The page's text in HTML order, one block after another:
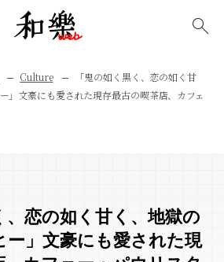
Culture
「鬼の如く黒く、恋の如く甘
」文豪にも愛された現存最古の喫茶店、カフェ
、恋の如く甘く、地獄の
ー」文豪にも愛された現